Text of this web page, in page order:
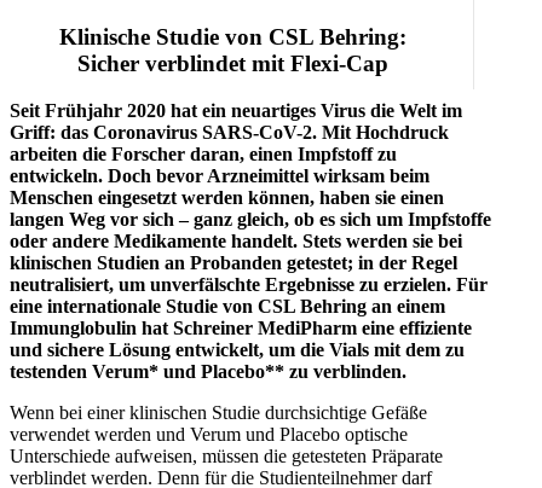
Klinische Studie von CSL Behring:
Sicher verblindet mit Flexi-Cap
Seit Frühjahr 2020 hat ein neuartiges Virus die Welt im
Griff: das Coronavirus SARS-CoV-2. Mit Hochdruck
arbeiten die Forscher daran, einen Impfstoff zu
entwickeln. Doch bevor Arzneimittel wirksam beim
Menschen eingesetzt werden können, haben sie einen
langen Weg vor sich – ganz gleich, ob es sich um Impfstoffe
oder andere Medikamente handelt. Stets werden sie bei
klinischen Studien an Probanden getestet; in der Regel
neutralisiert, um unverfälschte Ergebnisse zu erzielen. Für
eine internationale Studie von CSL Behring an einem
Immunglobulin hat Schreiner MediPharm eine effiziente
und sichere Lösung entwickelt, um die Vials mit dem zu
testenden Verum* und Placebo** zu verblinden.
Wenn bei einer klinischen Studie durchsichtige Gefäße
verwendet werden und Verum und Placebo optische
Unterschiede aufweisen, müssen die getesteten Präparate
verblindet werden. Denn für die Studienteilnehmer darf